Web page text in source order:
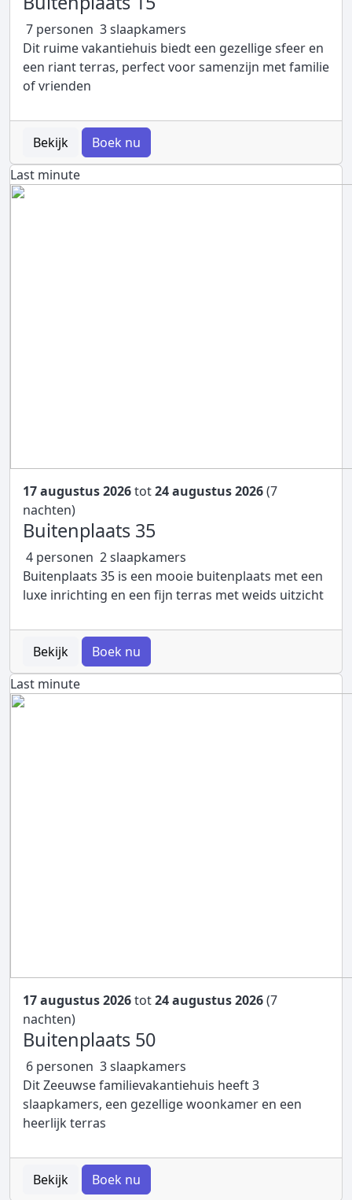
7 personen 3 slaapkamers
Dit ruime vakantiehuis biedt een gezellige sfeer en
een riant terras, perfect voor samenzijn met familie
of vrienden
Bekijk
Boek nu
Last minute
17 augustus 2026tot24 augustus 2026(7
nachten)
Buitenplaats 35
4 personen 2 slaapkamers
Buitenplaats 35 is een mooie buitenplaats met een
luxe inrichting en een fijn terras met weids uitzicht
Bekijk
Boek nu
Last minute
17 augustus 2026tot24 augustus 2026(7
nachten)
Buitenplaats 50
6 personen 3 slaapkamers
Dit Zeeuwse familievakantiehuis heeft 3
slaapkamers, een gezellige woonkamer en een
heerlijk terras
Bekijk Boek nu